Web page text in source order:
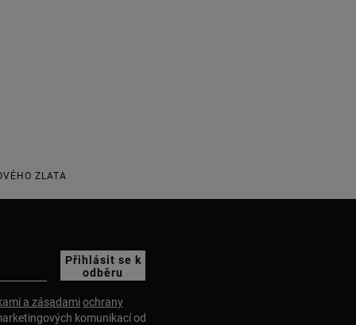
ZLATA
Přihlásit se k
odběru
a zásadamiochrany
komunikací od